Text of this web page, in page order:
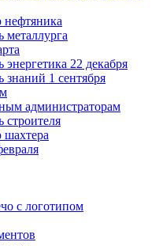
22 декабря
1 сентября
администраторам
строителя
с логотипом